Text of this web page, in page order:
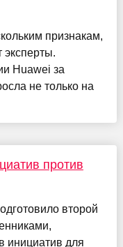
признакам,
эксперты.
Huawei за
не только на
против
второй
инициатив для